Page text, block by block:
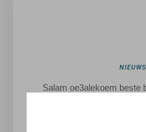
NIEUWS
Salam oe3alekoem beste
IKU/BIBIN, stonden wij voor